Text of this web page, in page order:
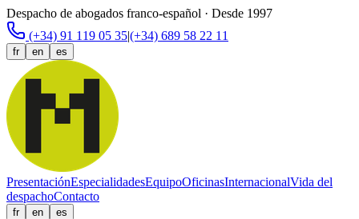
Despacho de abogados franco-español · Desde 1997
(+34) 91 119 05 35|(+34) 689 58 22 11
fr en es
PresentaciónEspecialidadesEquipoOficinasInternacionalVida del
despachoContacto
fr en es